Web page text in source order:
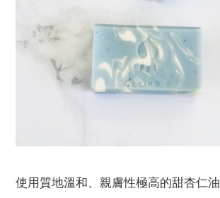
使用質地溫和、親膚性極高的甜杏仁油